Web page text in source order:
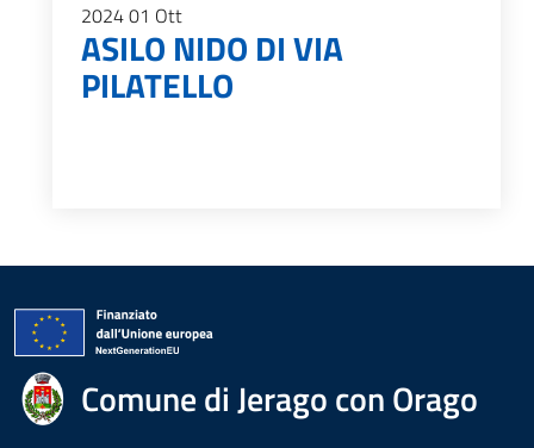
202401 Ott
ASILO NIDO DI VIA
PILATELLO
Comune di Jerago con Orago